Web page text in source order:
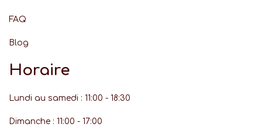
FAQ
Blog
Horaire
Lundi au samedi : 11:00 - 18:30
Dimanche : 11:00 - 17:00